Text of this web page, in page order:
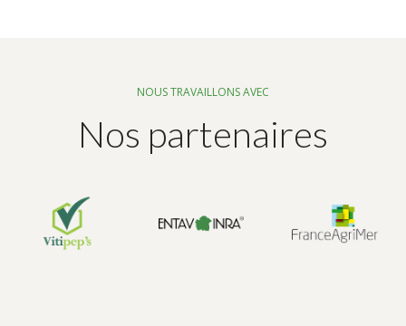
NOUS TRAVAILLONS AVEC
Nos partenaires